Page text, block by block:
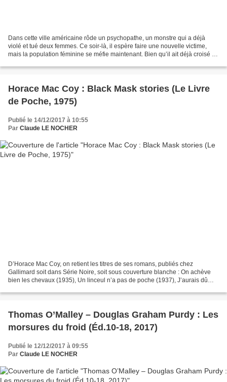
Dans cette ville américaine rôde un psychopathe, un monstre qui a déjà
violé et tué deux femmes. Ce soir-là, il espère faire une nouvelle victime,
mais la population féminine se méfie maintenant. Bien qu’il ait déjà croisé la
Horace Mac Coy : Black Mask stories (Le Livre
de Poche, 1975)
Publié le 14/12/2017 à 10:55
Par Claude LE NOCHER
D’Horace Mac Coy, on retient les titres de ses romans, publiés chez
Gallimard soit dans Série Noire, soit sous couverture blanche : On achève
bien les chevaux (1935), Un linceul n’a pas de poche (1937), J’aurais dû
Thomas O’Malley – Douglas Graham Purdy : Les
morsures du froid (Éd.10-18, 2017)
Publié le 12/12/2017 à 09:55
Par Claude LE NOCHER